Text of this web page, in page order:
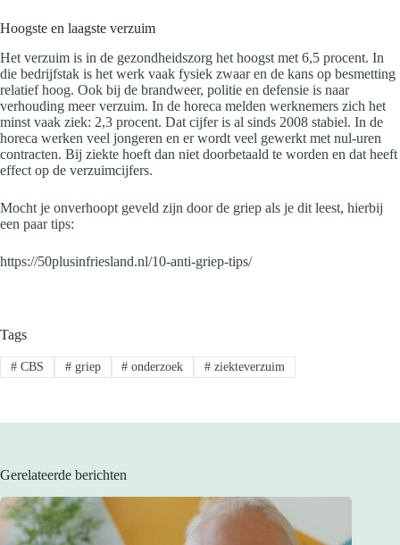
Hoogste en laagste verzuim
Het verzuim is in de gezondheidszorg het hoogst met 6,5 procent. In
die bedrijfstak is het werk vaak fysiek zwaar en de kans op besmetting
relatief hoog. Ook bij de brandweer, politie en defensie is naar
verhouding meer verzuim. In de horeca melden werknemers zich het
minst vaak ziek: 2,3 procent. Dat cijfer is al sinds 2008 stabiel. In de
horeca werken veel jongeren en er wordt veel gewerkt met nul-uren
contracten. Bij ziekte hoeft dan niet doorbetaald te worden en dat heeft
effect op de verzuimcijfers.
Mocht je onverhoopt geveld zijn door de griep als je dit leest, hierbij
een paar tips:
https://50plusinfriesland.nl/10-anti-griep-tips/
Tags
#CBS #griep # onderzoek # ziekteverzuim
Gerelateerde berichten